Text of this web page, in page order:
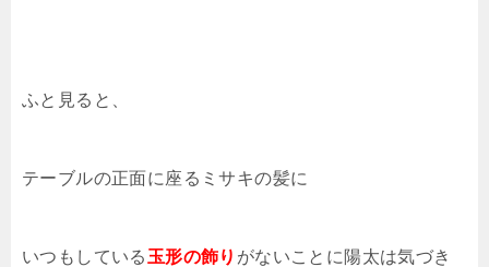
ふと見ると、
テーブルの正面に座るミサキの髪に
いつもしている 玉形の飾り がないことに陽太は気づき